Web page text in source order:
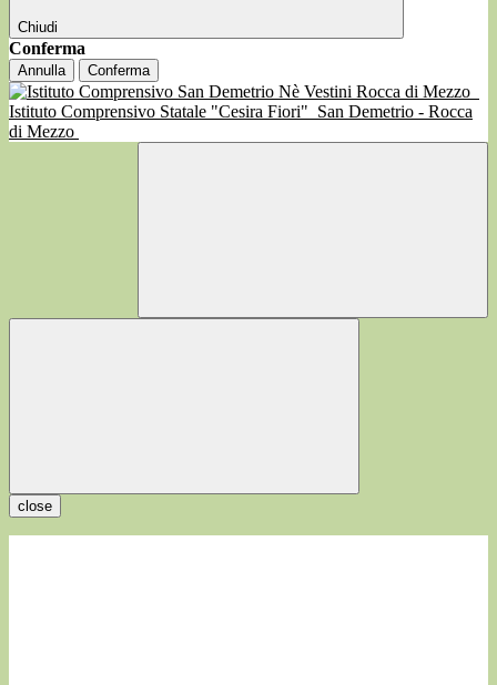
Chiudi
Conferma
Annulla Conferma
Istituto Comprensivo Statale "Cesira Fiori" San Demetrio - Rocca
di Mezzo
close